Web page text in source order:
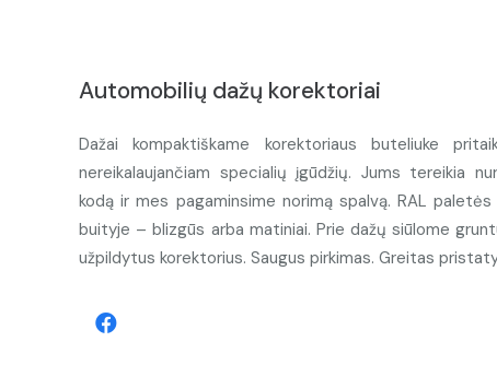
Automobilių dažų korektoriai
Dažai kompaktiškame korektoriaus buteliuke
nereikalaujančiam specialių įgūdžių. Jums tereikia
kodą ir mes pagaminsime norimą spalvą. RAL
buityje – blizgūs arba matiniai. Prie dažų siūlome
užpildytus korektorius. Saugus pirkimas. Greitas